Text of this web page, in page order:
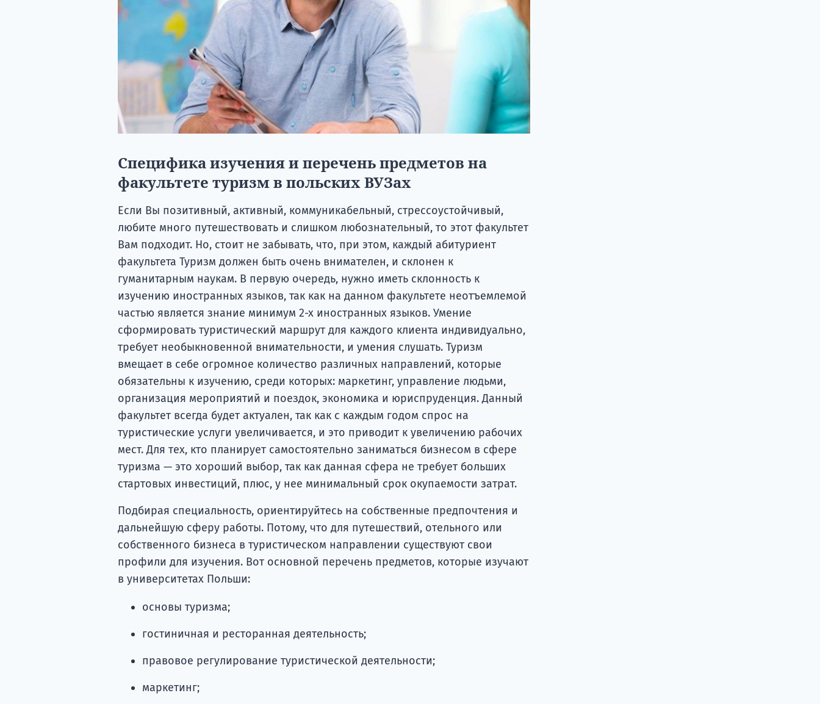
Специфика изучения и перечень предметов на
факультете туризм в польских ВУЗах
Если Вы позитивный, активный, коммуникабельный, стрессоустойчивый,
любите много путешествовать и слишком любознательный, то этот факультет
Вам подходит. Но, стоит не забывать, что, при этом, каждый абитуриент
факультета Туризм должен быть очень внимателен, и склонен к
гуманитарным наукам. В первую очередь, нужно иметь склонность к
изучению иностранных языков, так как на данном факультете неотъемлемой
частью является знание минимум 2-х иностранных языков. Умение
сформировать туристический маршрут для каждого клиента индивидуально,
требует необыкновенной внимательности, и умения слушать. Туризм
вмещает в себе огромное количество различных направлений, которые
обязательны к изучению, среди которых: маркетинг, управление людьми,
организация мероприятий и поездок, экономика и юриспруденция. Данный
факультет всегда будет актуален, так как с каждым годом спрос на
туристические услуги увеличивается, и это приводит к увеличению рабочих
мест. Для тех, кто планирует самостоятельно заниматься бизнесом в сфере
туризма — это хороший выбор, так как данная сфера не требует больших
стартовых инвестиций, плюс, у нее минимальный срок окупаемости затрат.
Подбирая специальность, ориентируйтесь на собственные предпочтения и
дальнейшую сферу работы. Потому, что для путешествий, отельного или
собственного бизнеса в туристическом направлении существуют свои
профили для изучения. Вот основной перечень предметов, которые изучают
в университетах Польши:
основы туризма;
гостиничная и ресторанная деятельность;
правовое регулирование туристической деятельности;
маркетинг;